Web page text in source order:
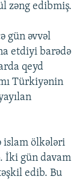
zəng edibmiş.
gün əvvəl
etdiyi barədə
qeyd
Türkiyənin
islam ölkələri
İki gün davam
edib. Bu